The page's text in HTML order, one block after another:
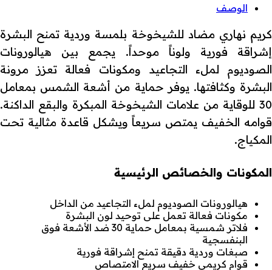
الوصف
كريم نهاري مضاد للشيخوخة بلمسة وردية تمنح البشرة
إشراقة فورية ولوناً موحداً. يجمع بين هيالورونات
الصوديوم لملء التجاعيد ومكونات فعالة تعزز مرونة
البشرة وكثافتها. يوفر حماية من أشعة الشمس بمعامل
30 للوقاية من علامات الشيخوخة المبكرة والبقع الداكنة.
قوامه الخفيف يمتص سريعاً ويشكل قاعدة مثالية تحت
المكياج.
المكونات والخصائص الرئيسية
هيالورونات الصوديوم لملء التجاعيد من الداخل
مكونات فعالة تعمل على توحيد لون البشرة
فلاتر شمسية بمعامل حماية 30 ضد الأشعة فوق
البنفسجية
صبغات وردية دقيقة تمنح إشراقة فورية
قوام كريمي خفيف سريع الامتصاص